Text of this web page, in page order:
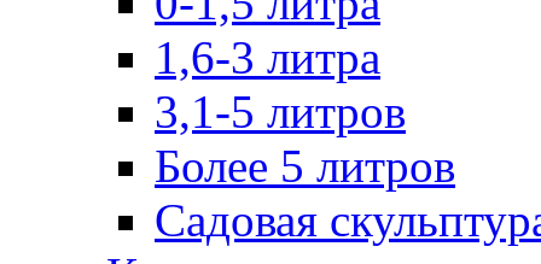
1,6-3 литра
3,1-5 литров
Более 5 литров
Садовая